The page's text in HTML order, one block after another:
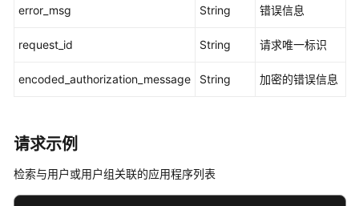
户
索
与
error_msg String 错误信息
request_id String 请求唯一标识
encoded_authorization_message String 加密的错误信息
请求示例
检索与用户或用户组关联的应用程序列表